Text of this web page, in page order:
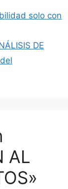
solo con
DE
AL